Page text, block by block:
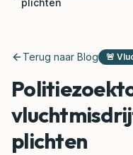
plichten
Terug naar Blog 🚨
plichten